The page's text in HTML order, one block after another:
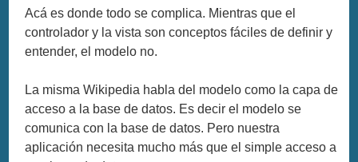
Acá es donde todo se complica. Mientras que el
controlador y la vista son conceptos fáciles de definir y
entender, el modelo no.
La misma Wikipedia habla del modelo como la capa de
acceso a la base de datos. Es decir el modelo se
comunica con la base de datos. Pero nuestra
aplicación necesita mucho más que el simple acceso a